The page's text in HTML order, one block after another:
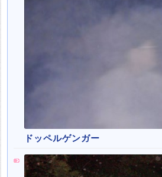
ドッペルゲンガー